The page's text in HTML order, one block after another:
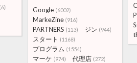
(6) Google (6002)
MarkeZine (916)
PARTNERS (113) ジン (944)
スタート (1168)
プログラム (1554)
マーケ (974) 代理店 (272)